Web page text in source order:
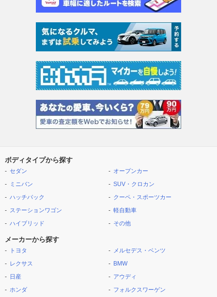
ボディタイプから探す
セダン
ミニバン
ハッチバック
ステーションワゴン
ハイブリッド
オープンカー
SUV・クロカン
クーペ・スポーツカー
軽自動車
その他
メーカーから探す
トヨタ
レクサス
日産
ホンダ
メルセデス・ベンツ
BMW
アウディ
フォルクスワーゲン